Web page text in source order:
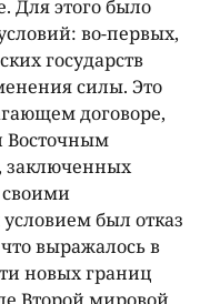
Для этого было
во-первых,
государств
силы. Это
договоре,
заключенных
был отказ
выражалось в
новых границ